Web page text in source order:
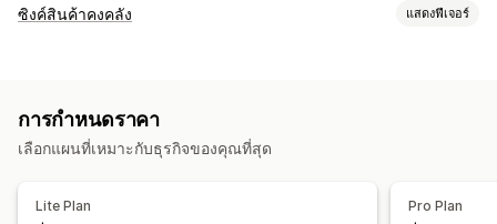
การจัดการสินค้าคงคลัง
หลายช่องทาง
ซิงค์สินค้าคงคลัง แสดงฟีเจอร์
หลายช่องทาง หลายร้านค้า
เรียลไทม์ ที่กำหนดเอง
การกำหนดราคา
เลือกแผนที่เหมาะกับธุรกิจของคุณที่สุด
Lite Plan Pro Plan